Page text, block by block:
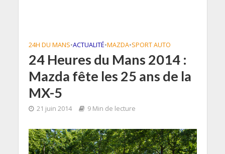
24H DU MANS•ACTUALITÉ•MAZDA•SPORT AUTO
24 Heures du Mans 2014 :
Mazda fête les 25 ans de la
MX-5
21 juin 2014 9 Min de lecture